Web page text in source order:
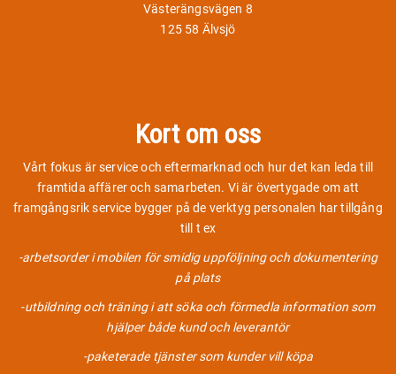
Västerängsvägen 8
125 58 Älvsjö
Kort om oss
Vårt fokus är service och eftermarknad och hur det kan leda till
framtida affärer och samarbeten. Vi är övertygade om att
framgångsrik service bygger på de verktyg personalen har tillgång
till t ex
-arbetsorder i mobilen för smidig uppföljning och dokumentering
på plats
-utbildning och träning i att söka och förmedla information som
hjälper både kund och leverantör
-paketerade tjänster som kunder vill köpa